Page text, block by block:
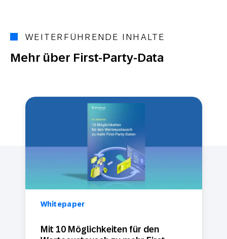
Mehr über First-Party-Data
WEITERFÜHRENDE INHALTE
Mit 10 Möglichkeiten für den
Whitepaper